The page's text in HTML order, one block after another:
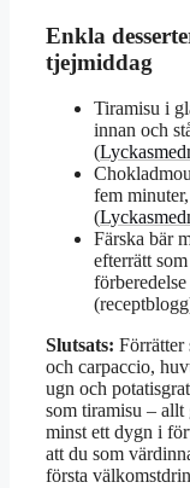
Enkla
tjejmiddag
Tiramisu i
innan och
(
fem
(
Färska bär
efterrätt
Slutsats: Förrätter
och carpaccio,
ugn och
som tiramisu – allt
minst ett dygn i
att du som
första